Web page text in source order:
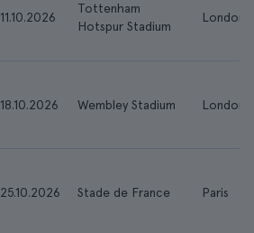
11.10.2026
Tottenham
Hotspur Stadium
London
18.10.2026 Wembley Stadium London
25.10.2026 Stade de France Paris